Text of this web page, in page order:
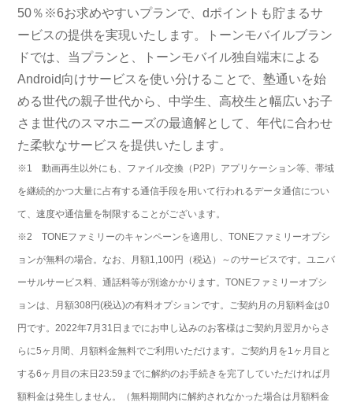
50％※6お求めやすいプランで、dポイントも貯まるサ
ービスの提供を実現いたします。トーンモバイルブラン
ドでは、当プランと、トーンモバイル独自端末による
Android向けサービスを使い分けることで、塾通いを始
める世代の親子世代から、中学生、高校生と幅広いお子
さま世代のスマホニーズの最適解として、年代に合わせ
た柔軟なサービスを提供いたします。
※1 動画再生以外にも、ファイル交換（P2P）アプリケーション等、帯域
を継続的かつ大量に占有する通信手段を用いて行われるデータ通信につい
て、速度や通信量を制限することがございます。
※2 TONEファミリーのキャンペーンを適用し、TONEファミリーオプシ
ョンが無料の場合。なお、月額1,100円（税込）～のサービスです。ユニバ
ーサルサービス料、通話料等が別途かかります。TONEファミリーオプシ
ョンは、月額308円(税込)の有料オプションです。ご契約月の月額料金は0
円です。2022年7月31日までにお申し込みのお客様はご契約月翌月からさ
らに5ヶ月間、月額料金無料でご利用いただけます。ご契約月を1ヶ月目と
する6ヶ月目の末日23:59までに解約のお手続きを完了していただければ月
額料金は発生しません。（無料期間内に解約されなかった場合は月額料金